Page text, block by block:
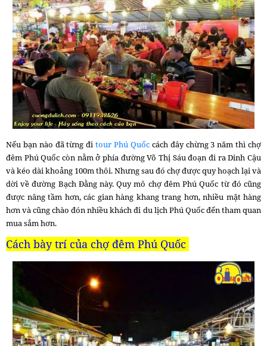
Nếu bạn nào đã từng đitour Phú Quốc cách đây chừng 3 năm thì chợ
đêm Phú Quốc còn nằm ở phía đường Võ Thị Sáu đoạn đi ra Dinh Cậu
và kéo dài khoảng 100m thôi. Nhưng sau đó chợ được quy hoạch lại và
dời về đường Bạch Đằng này. Quy mô chợ đêm Phú Quốc từ đó cũng
được nâng tầm hơn, các gian hàng khang trang hơn, nhiều mặt hàng
hơn và cũng chào đón nhiều khách đi du lịch Phú Quốc đến tham quan
mua sắm hơn.
Cách bày trí của chợ đêm Phú Quốc